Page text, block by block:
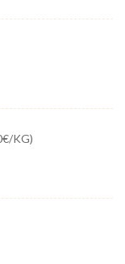
KG)